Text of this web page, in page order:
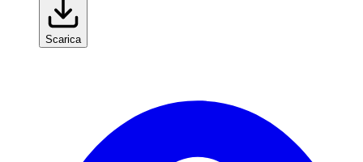
Scarica